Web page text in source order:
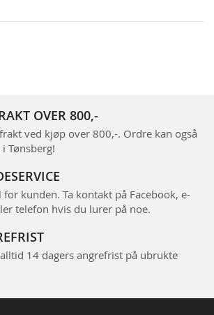
OVER 800,-
ved kjøp over 800,-. Ordre kan også
Tønsberg!
for kunden. Ta kontakt på Facebook, e-
telefon hvis du lurer på noe.
14 dagers angrefrist på ubrukte